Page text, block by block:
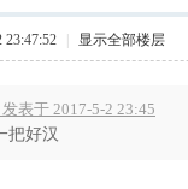
23:47:52 显示全部楼层
发表于 2017-5-2 23:45
把好汉